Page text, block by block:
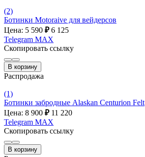
(2)
Ботинки Motoraive для вейдерсов
Цена: 5 590 ₽ 6 125
Telegram MAX
Скопировать ссылку
В корзину
Распродажа
(1)
Ботинки забродные Alaskan Centurion Felt
Цена: 8 900 ₽ 11 220
Telegram MAX
Скопировать ссылку
В корзину